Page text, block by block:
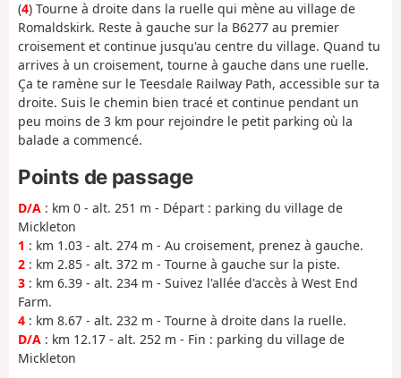
(4) Tourne à droite dans la ruelle qui mène au village de
Romaldskirk. Reste à gauche sur la B6277 au premier
croisement et continue jusqu'au centre du village. Quand tu
arrives à un croisement, tourne à gauche dans une ruelle.
Ça te ramène sur le Teesdale Railway Path, accessible sur ta
droite. Suis le chemin bien tracé et continue pendant un
peu moins de 3 km pour rejoindre le petit parking où la
balade a commencé.
Points de passage
D/A : km 0 - alt. 251 m - Départ : parking du village de
Mickleton
1 : km 1.03 - alt. 274 m - Au croisement, prenez à gauche.
2 : km 2.85 - alt. 372 m - Tourne à gauche sur la piste.
3 : km 6.39 - alt. 234 m - Suivez l'allée d'accès à West End
Farm.
4 : km 8.67 - alt. 232 m - Tourne à droite dans la ruelle.
D/A : km 12.17 - alt. 252 m - Fin : parking du village de
Mickleton